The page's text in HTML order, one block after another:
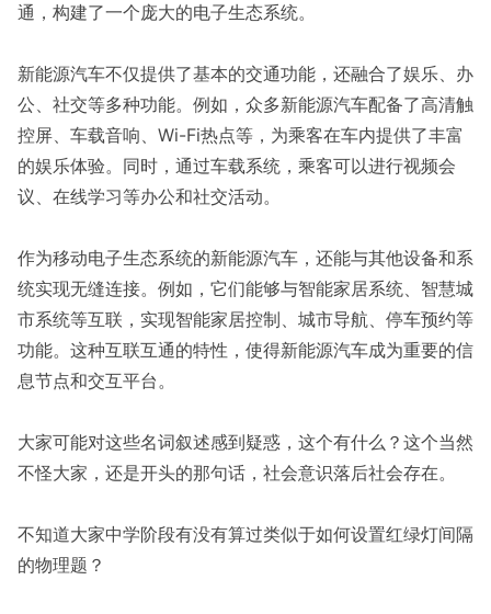
通，构建了一个庞大的电子生态系统。
新能源汽车不仅提供了基本的交通功能，还融合了娱乐、办
公、社交等多种功能。例如，众多新能源汽车配备了高清触
控屏、车载音响、Wi-Fi热点等，为乘客在车内提供了丰富
的娱乐体验。同时，通过车载系统，乘客可以进行视频会
议、在线学习等办公和社交活动。
作为移动电子生态系统的新能源汽车，还能与其他设备和系
统实现无缝连接。例如，它们能够与智能家居系统、智慧城
市系统等互联，实现智能家居控制、城市导航、停车预约等
功能。这种互联互通的特性，使得新能源汽车成为重要的信
息节点和交互平台。
大家可能对这些名词叙述感到疑惑，这个有什么？这个当然
不怪大家，还是开头的那句话，社会意识落后社会存在。
不知道大家中学阶段有没有算过类似于如何设置红绿灯间隔
的物理题？